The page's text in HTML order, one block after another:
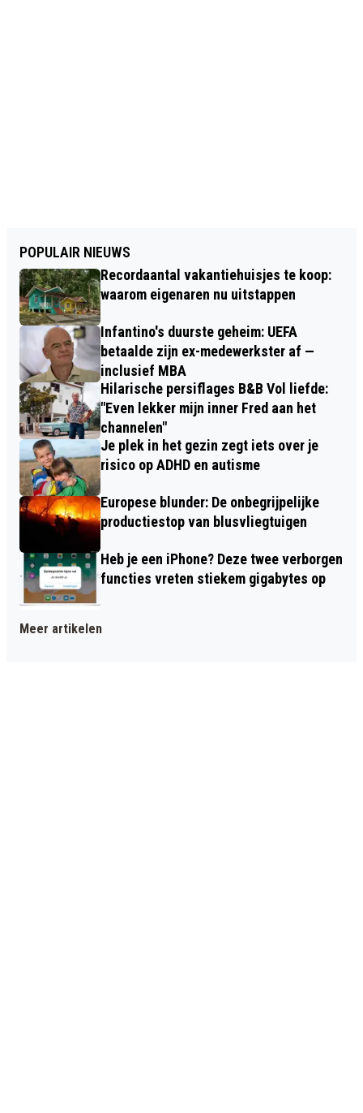
POPULAIR NIEUWS
Recordaantal vakantiehuisjes te koop:
waarom eigenaren nu uitstappen
Infantino's duurste geheim: UEFA
betaalde zijn ex-medewerkster af —
inclusief MBA
Hilarische persiflages B&B Vol liefde:
"Even lekker mijn inner Fred aan het
channelen"
Je plek in het gezin zegt iets over je
risico op ADHD en autisme
Europese blunder: De onbegrijpelijke
productiestop van blusvliegtuigen
Heb je een iPhone? Deze twee verborgen
functies vreten stiekem gigabytes op
Meer artikelen